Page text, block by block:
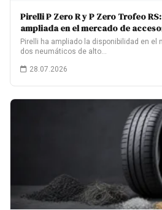
Pirelli P Zero R y P Zero Trofeo
ampliada en el mercado de
Pirelli ha ampliado la disponibilidad en el
dos neumáticos de alto…
28.07.2026